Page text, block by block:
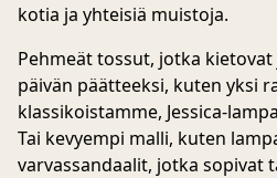
kotia ja yhteisiä muistoja.
Pehmeät tossut, jotka
päivän päätteeksi, kuten yksi
klassikoistamme, Jessica-
Tai kevyempi malli, kuten
varvassandaalit, jotka sopivat